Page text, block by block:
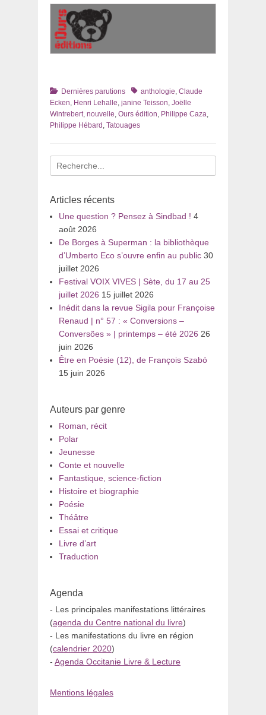
Catégories
Dernières parutions Tagsanthologie, Claude
Ecken, Henri Lehalle, janine Teisson, Joëlle
Wintrebert, nouvelle, Ours édition, Philippe Caza,
Philippe Hébard , Tatouages
Recherche
pour
Articles récents
Une question ? Pensez à Sindbad ! 4
août 2026
De Borges à Superman : la bibliothèque
d’Umberto Eco s’ouvre enfin au public 30
juillet 2026
Festival VOIX VIVES | Sète, du 17 au 25
juillet 2026 15 juillet 2026
Inédit dans la revue Sigila pour Françoise
Renaud | n° 57 : « Conversions –
Conversões » | printemps – été 2026 26
juin 2026
Être en Poésie (12), de François Szabó
15 juin 2026
Auteurs par genre
Roman, récit
Polar
Jeunesse
Conte et nouvelle
Fantastique, science-fiction
Histoire et biographie
Poésie
Théâtre
Essai et critique
Livre d’art
Traduction
Agenda
- Les principales manifestations littéraires
(agenda du Centre national du livre)
- Les manifestations du livre en région
(calendrier 2020)
- Agenda Occitanie Livre & Lecture
Mentions légales